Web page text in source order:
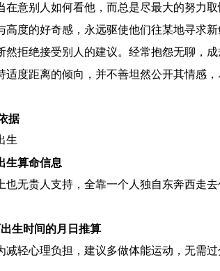
意别人如何看他，而总是尽最大的努力
度的好奇感，永远驱使他们往某地寻求
拒绝接受别人的建议。经常抱怨无聊，
度距离的倾向，并不善坦然公开其情感，
据
生
生算命信息
无贵人支持，全靠一个人独自东奔西走
生时间的月日推算
轻心理负担，建议多做体能运动，无需过